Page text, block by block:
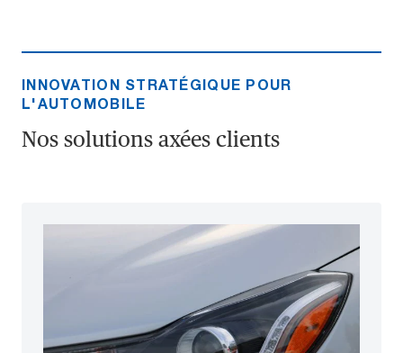
INNOVATION STRATÉGIQUE POUR
L'AUTOMOBILE
Nos solutions axées clients